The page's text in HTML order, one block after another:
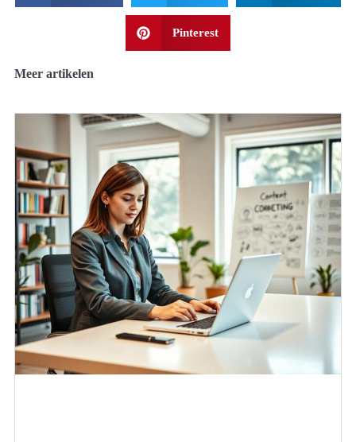
Pinterest
Meer artikelen